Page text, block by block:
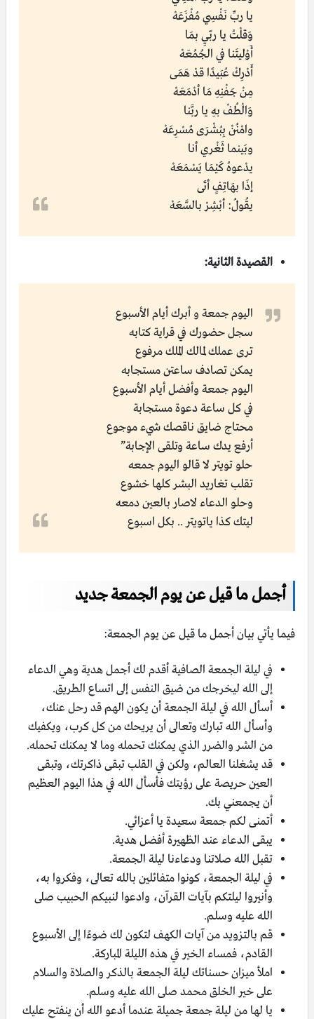
يا ربِّ نَفْسِي مُفْزَعَهْ
وَقلْتُ يا ربّيِ بمَا
أَوْليتَنا في الجُمُعَهْ
أَدْرِكْ عُبَيدًا قدْ هَمَى
مِنْ جَفْنِهِ مَا أدْمَعَهْ
وَالْطُفْ بهِ يا ربَّنا
وامْنُنْ بِبُشْرَى مُسْرِعَهْ
وبَينما ثَغْري أنا
يدْعوهُ كَيْمَا يَسْمَعَهْ
إذَا بهَاتِفٍ أتَى
يقُولُ: أبْشِرْ بالسَّعَهْ
القصيدة الثانية:
اليوم جمعة و أبرك أيام الأسبوع
سجل حضـورك في قراية كتابه
تـرى عمـــلك لمالك المــلك مرفـوع
يمكن تصادف ساعتن مستجابه
اليوم جمعة وأفضل أيام الأسبوع
في كل ساعة دعوة مستجابة
محتاج ضايق ناقصك شيء موجوع
أرفع يدك ساعة وتلقى الإجابة”
حلو تويتر لا قالو اليوم جمعه
تقلب تغاريد البشر كلها خشوع
وحلو الدعاء لاصار بالعين دمعه
ليتك كذا ياتويتر .. بكل اسبوع
أجمل ما قيل عن يوم الجمعة جديد
فيما يأتي بيان أجمل ما قيل عن يوم الجمعة:
في ليلة الجمعة الصافية أقدم لك أجمل هدية وهي الدعاء
إلى الله ليخرجك من ضيق النفس إلى اتساع الطريق.
أسأل الله في ليلة الجمعة أن يكون الهم قد رحل عنك،
وأسأل الله تبارك وتعالى أن يريحك من كل كرب، ويكفيك
من الشر والضرر الذي يمكنك تحمله وما لا يمكنك تحمله.
قد يشغلنا العالم، ولكن في القلب تبقى ذاكرتك، وتبقى
العين حريصة على رؤيتك فأسأل الله في هذا اليوم العظيم
أن يجمعني بك.
أتمنى لكم جمعة سعيدة يا أعزائي.
يبقى الدعاء عند الظهيرة أفضل هدية.
تقبل الله صلاتنا ودعاءنا ليلة الجمعة.
في ليلة الجمعة، كونوا متفائلين بالله تعالى، وفكروا به،
وأنيروا ليلتكم بآيات القرآن، وادعوا لنبيكم الحبيب صلى
الله عليه وسلم.
قم بالتزويد من آيات الكهف لتكون لك ضوءًا إلى الأسبوع
القادم، فمساء الخير في هذه الليلة المباركة.
املأ ميزان حسناتك ليلة الجمعة بالذكر والصلاة والسلام
على خير الخلق محمد صلى الله عليه وسلم.
يا لها من ليلة جمعة جميلة عندما أدعو الله أن ينفتح عليك